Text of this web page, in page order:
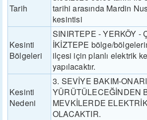
Tarih
tarihi arasında Mardin
kesintisi
Kesinti
Bölgeleri
SINIRTEPE - YERKÖY -
İKİZTEPE bölge/
ilçesi için planlı elektrik
yapılacaktır.
Kesinti
Nedeni
3. SEVİYE BAKIM-
YÜRÜTÜLECEĞİNDEN
MEVKİLERDE
OLACAKTIR.